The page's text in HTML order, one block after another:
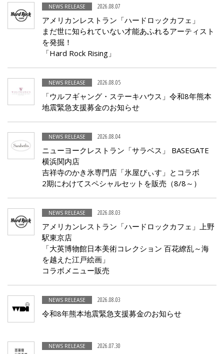
Contact
JP EN
NEWS RELEASE 2026.08.07
アメリカンレストラン「ハードロックカフェ」
まだ世に知られていない才能あふれるアーティスト
を発掘！
「Hard Rock Rising」
NEWS RELEASE 2026.08.05
「ウルフギャング・ステーキハウス」令和8年熊本
地震緊急支援募金のお知らせ
NEWS RELEASE 2026.08.04
ニューヨークレストラン「サラベス」 BASEGATE
横浜関内店
吉祥寺のかき氷専門店「氷屋ぴぃす」とコラボ
2期にわけてスペシャルセットを販売（8/8～）
NEWS RELEASE 2026.08.03
アメリカンレストラン「ハードロックカフェ」上野
駅東京店
「大英博物館日本美術コレクション 百花繚乱～海
を越えた江戸絵画」
コラボメニュー販売
NEWS RELEASE 2026.08.03
令和8年熊本地震緊急支援募金のお知らせ
NEWS RELEASE 2026.07.30